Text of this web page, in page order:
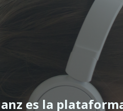
es la